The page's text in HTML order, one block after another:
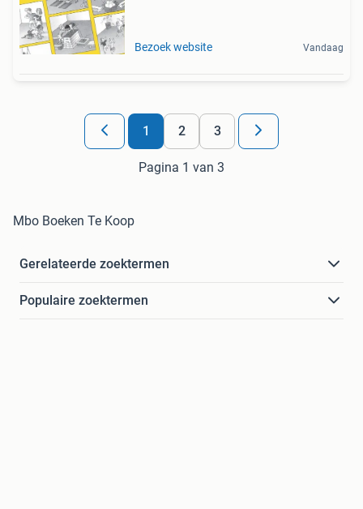
Bezoek website Vandaag
1 2 3
Pagina 1 van 3
Mbo Boeken Te Koop
Gerelateerde zoektermen
Populaire zoektermen